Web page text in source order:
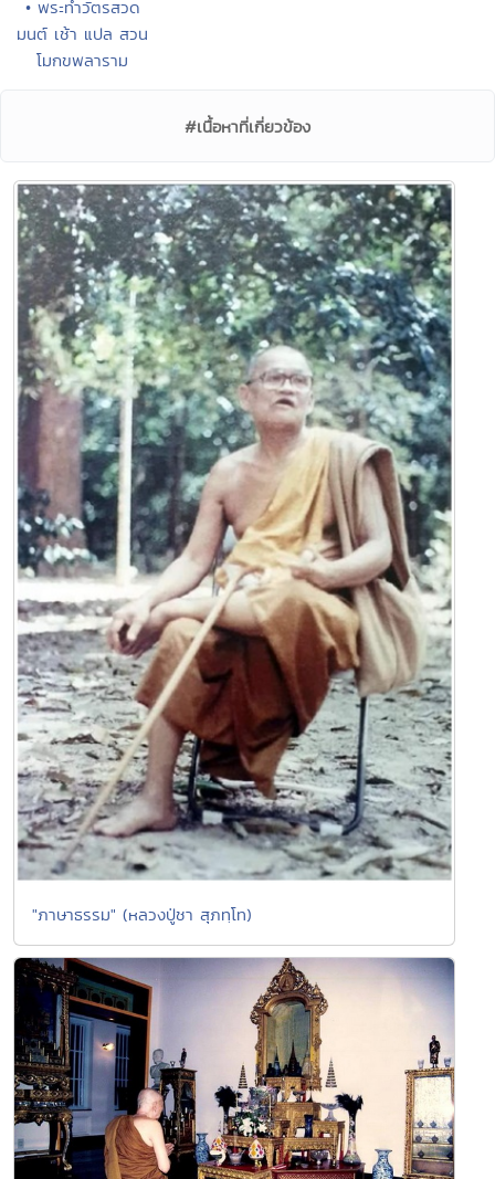
• พระทำวัตรสวด
มนต์ เช้า แปล สวน
โมกขพลาราม
#เนื้อหาที่เกี่ยวข้อง
"ภาษาธรรม" (หลวงปู่ชา สุภทฺโท)